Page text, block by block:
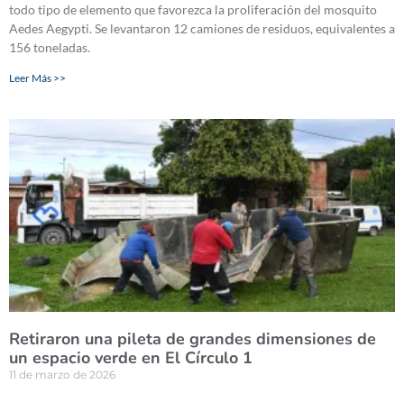
todo tipo de elemento que favorezca la proliferación del mosquito
Aedes Aegypti. Se levantaron 12 camiones de residuos, equivalentes a
156 toneladas.
Leer Más >>
Retiraron una pileta de grandes dimensiones de
un espacio verde en El Círculo 1
11 de marzo de 2026